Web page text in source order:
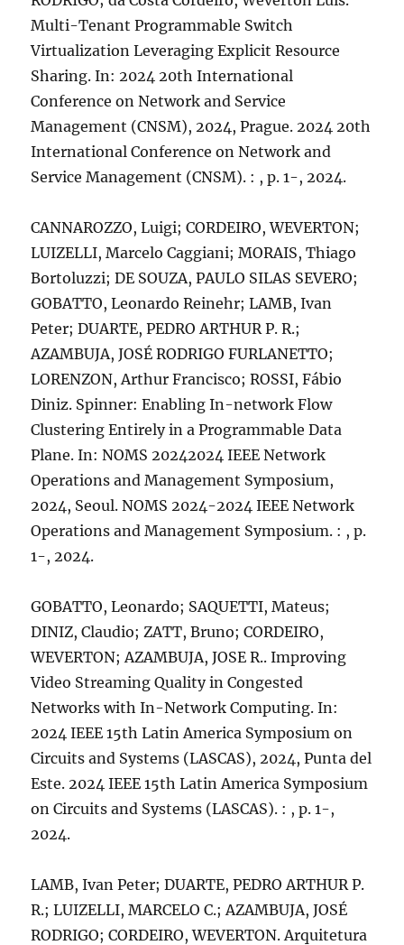
Multi-Tenant Programmable Switch
Virtualization Leveraging Explicit Resource
Sharing. In: 2024 20th International
Conference on Network and Service
Management (CNSM), 2024, Prague. 2024 20th
International Conference on Network and
Service Management (CNSM). : , p. 1-, 2024.
CANNAROZZO, Luigi; CORDEIRO, WEVERTON;
LUIZELLI, Marcelo Caggiani; MORAIS, Thiago
Bortoluzzi; DE SOUZA, PAULO SILAS SEVERO;
GOBATTO, Leonardo Reinehr; LAMB, Ivan
Peter; DUARTE, PEDRO ARTHUR P. R.;
AZAMBUJA, JOSÉ RODRIGO FURLANETTO;
LORENZON, Arthur Francisco; ROSSI, Fábio
Diniz. Spinner: Enabling In-network Flow
Clustering Entirely in a Programmable Data
Plane. In: NOMS 20242024 IEEE Network
Operations and Management Symposium,
2024, Seoul. NOMS 2024-2024 IEEE Network
Operations and Management Symposium. : , p.
1-, 2024.
GOBATTO, Leonardo; SAQUETTI, Mateus;
DINIZ, Claudio; ZATT, Bruno; CORDEIRO,
WEVERTON; AZAMBUJA, JOSE R.. Improving
Video Streaming Quality in Congested
Networks with In-Network Computing. In:
2024 IEEE 15th Latin America Symposium on
Circuits and Systems (LASCAS), 2024, Punta del
Este. 2024 IEEE 15th Latin America Symposium
on Circuits and Systems (LASCAS). : , p. 1-,
2024.
LAMB, Ivan Peter; DUARTE, PEDRO ARTHUR P.
R.; LUIZELLI, MARCELO C.; AZAMBUJA, JOSÉ
RODRIGO; CORDEIRO, WEVERTON. Arquitetura